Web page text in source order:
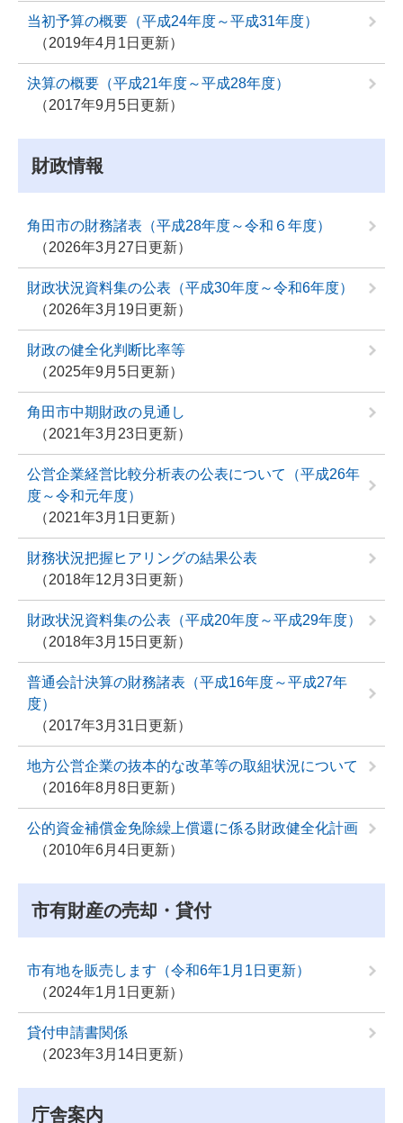
当初予算の概要（平成24年度～平成31年度）
2019年4月1日更新
決算の概要（平成21年度～平成28年度）
2017年9月5日更新
財政情報
角田市の財務諸表（平成28年度～令和６年度）
2026年3月27日更新
財政状況資料集の公表（平成30年度～令和6年度）
2026年3月19日更新
財政の健全化判断比率等
2025年9月5日更新
角田市中期財政の見通し
2021年3月23日更新
公営企業経営比較分析表の公表について（平成26年
度～令和元年度）
2021年3月1日更新
財務状況把握ヒアリングの結果公表
2018年12月3日更新
財政状況資料集の公表（平成20年度～平成29年度）
2018年3月15日更新
普通会計決算の財務諸表（平成16年度～平成27年
度）
2017年3月31日更新
地方公営企業の抜本的な改革等の取組状況について
2016年8月8日更新
公的資金補償金免除繰上償還に係る財政健全化計画
2010年6月4日更新
市有財産の売却・貸付
市有地を販売します（令和6年1月1日更新）
2024年1月1日更新
貸付申請書関係
2023年3月14日更新
庁舎案内